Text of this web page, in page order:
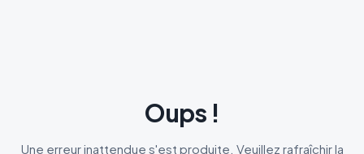
Oups !
Une erreur inattendue s'est produite. Veuillez rafraîchir la